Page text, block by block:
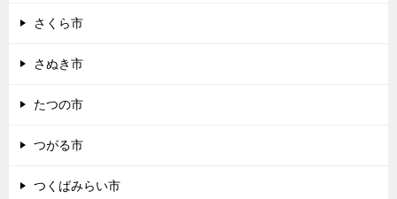
さくら市
さぬき市
たつの市
つがる市
つくばみらい市